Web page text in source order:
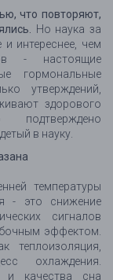
что повторяют,
Но наука за
интереснее, чем
- настоящие
гормональные
утверждений,
здорового
в науку.
температуры
- это снижение
сигналов
эффектом.
теплоизоляция,
охлаждения.
и качества сна